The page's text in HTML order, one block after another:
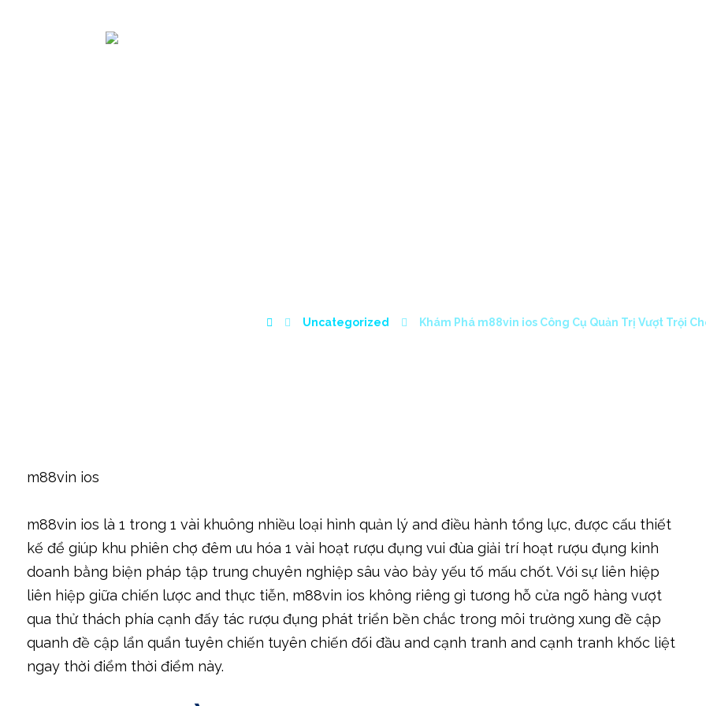
Uncategorized Khám Phá m88vin ios Công Cụ Quản Trị Vượt Trội
m88vin ios
m88vin ios là 1 trong 1 vài khuông nhiều loại hình quản lý and điều hành tổng lực, được cấu thiết
kế để giúp khu phiên chợ đêm ưu hóa 1 vài hoạt rượu đụng vui đùa giải trí hoạt rượu đụng kinh
doanh bằng biện pháp tập trung chuyên nghiệp sâu vào bảy yếu tố mấu chốt. Với sự liên hiệp
liên hiệp giữa chiến lược and thực tiễn, m88vin ios không riêng gì tương hỗ cửa ngõ hàng vượt
qua thử thách phía cạnh đấy tác rượu đụng phát triển bền chắc trong môi trường xung đề cập
quanh đề cập lẩn quẩn tuyên chiến tuyên chiến đối đầu and cạnh tranh and cạnh tranh khốc liệt
ngay thời điểm thời điểm này.